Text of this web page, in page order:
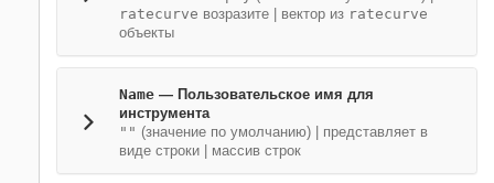
ratecurve возразите вектор из ratecurve
объекты
Name — Пользовательское имя для
инструмента
"" (значение по умолчанию) | представляет в
виде строки
массив строк